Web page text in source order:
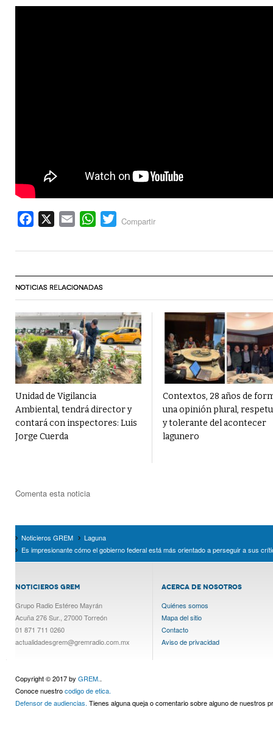
Facebook Email WhatsApp
Twitter
Compartir
NOTICIAS RELACIONADAS
Unidad de Vigilancia
Ambiental, tendrá director y
contará con inspectores: Luis
Jorge Cuerda
Contextos, 28 años de
una opinión plural,
y tolerante del acontecer
lagunero
Comenta esta noticia
Noticieros GREM
Laguna
Es impresionante cómo el gobierno federal está más orientado a perseguir a sus
NOTICIEROS GREM
Grupo Radio Estéreo Mayrán
Acuña 276 Sur., 27000 Torreón
01 871 711 0260
actualidadesgrem@gremradio.com.mx
ACERCA DE NOSOTROS
Quiénes somos
Mapa del sitio
Contacto
Aviso de privacidad
Copyright © 2017 by GREM..
Conoce nuestrocodigo de etica.
Defensor de audiencias. Tienes alguna queja o comentario sobre alguno de nuestros